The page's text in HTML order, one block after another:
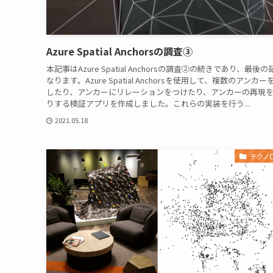
Azure Spatial Anchorsの調査③
本記事はAzure Spatial Anchorsの調査②の続きであり、最後の
なります。Azure Spatial Anchorsを使用して、複数のアンカー
したり、アンカーにリレーションをつけたり、アンカーの再現
りする検証アプリを作成しました。これらの実装を行う...
2021.05.18
テクノ